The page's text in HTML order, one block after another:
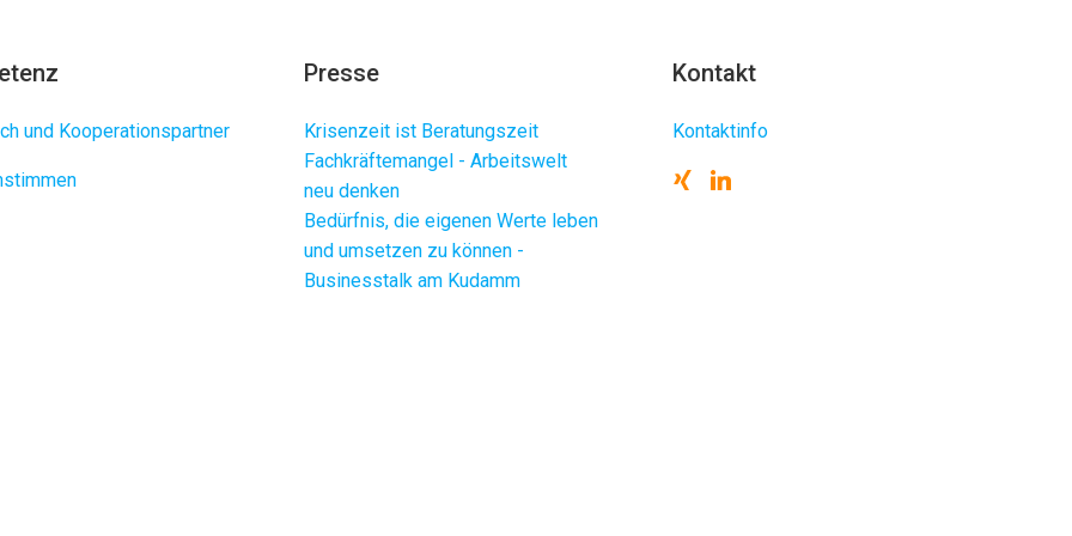
und Kooperationspartner
Presse
Krisenzeit ist Beratungszeit
Fachkräftemangel - Arbeitswelt
neu denken
Bedürfnis, die eigenen Werte leben
und umsetzen zu können -
Businesstalk am Kudamm
Kontakt
Kontaktinfo